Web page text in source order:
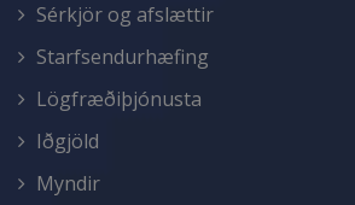
Sérkjör og afslættir
Starfsendurhæfing
Lögfræðiþjónusta
Iðgjöld
Myndir